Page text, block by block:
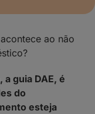
ao não
a guia DAE, é
do
esteja